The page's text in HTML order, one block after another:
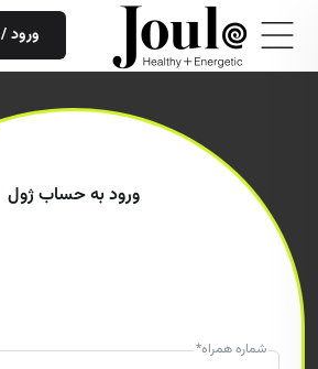
ورود
ورود به حساب ژول
شماره همراه*